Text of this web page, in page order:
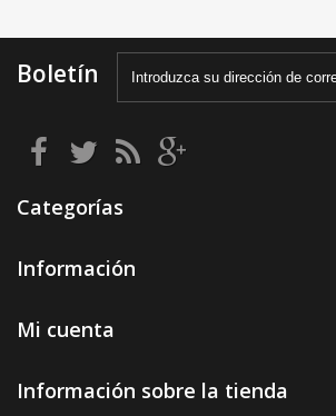
Boletín
Categorías
Información
Mi cuenta
Información sobre la tienda